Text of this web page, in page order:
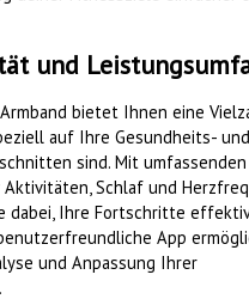
und
bietet Ihnen eine
auf Ihre Gesundheits- und
sind. Mit umfassenden
Schlaf und
dabei, Ihre Fortschritte
App
und Anpassung Ihrer